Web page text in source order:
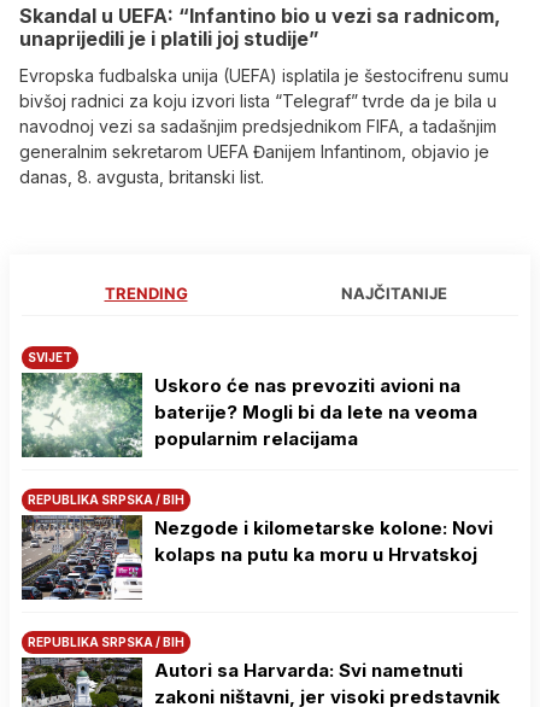
Skandal u UEFA: “Infantino bio u vezi sa radnicom,
unaprijedili je i platili joj studije”
Evropska fudbalska unija (UEFA) isplatila je šestocifrenu sumu
bivšoj radnici za koju izvori lista “Telegraf” tvrde da je bila u
navodnoj vezi sa sadašnjim predsjednikom FIFA, a tadašnjim
generalnim sekretarom UEFA Đanijem Infantinom, objavio je
danas, 8. avgusta, britanski list.
TRENDING NAJČITANIJE
SVIJET
Uskoro će nas prevoziti avioni na
baterije? Mogli bi da lete na veoma
popularnim relacijama
REPUBLIKA SRPSKA / BIH
Nezgode i kilometarske kolone: Novi
kolaps na putu ka moru u Hrvatskoj
REPUBLIKA SRPSKA / BIH
Autori sa Harvarda: Svi nametnuti
zakoni ništavni, jer visoki predstavnik